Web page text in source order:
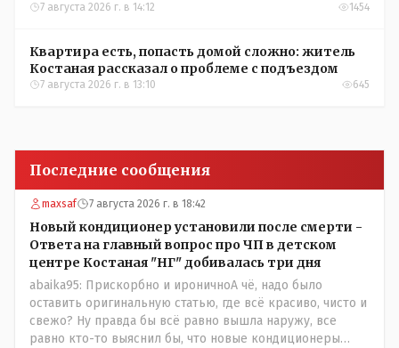
7 августа 2026 г. в 14:12 1454
Квартира есть, попасть домой сложно: житель
Костаная рассказал о проблеме с подъездом
7 августа 2026 г. в 13:10 645
Последние сообщения
maxsaf 7 августа 2026 г. в 18:42
Новый кондиционер установили после смерти -
Ответа на главный вопрос про ЧП в детском
центре Костаная "НГ" добивалась три дня
abaika95: Прискорбно и ироничноА чё, надо было
оставить оригинальную статью, где всё красиво, чисто и
свежо? Ну правда бы всё равно вышла наружу, все
равно кто-то выяснил бы, что новые кондиционеры